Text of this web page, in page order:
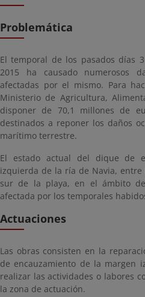
Problemática
El temporal de los pasados días
2015 ha causado numerosos
afectadas por el mismo. Para
Ministerio de Agricultura,
disponer de 70,1 millones de
destinados a reponer los daños
marítimo terrestre.
El estado actual del dique de
izquierda de la ría de Navia, entre
sur de la playa, en el ámbito
afectada por los temporales
Actuaciones
Las obras consisten en la
de encauzamiento de la margen
realizar las actividades o labores
la zona de actuación.